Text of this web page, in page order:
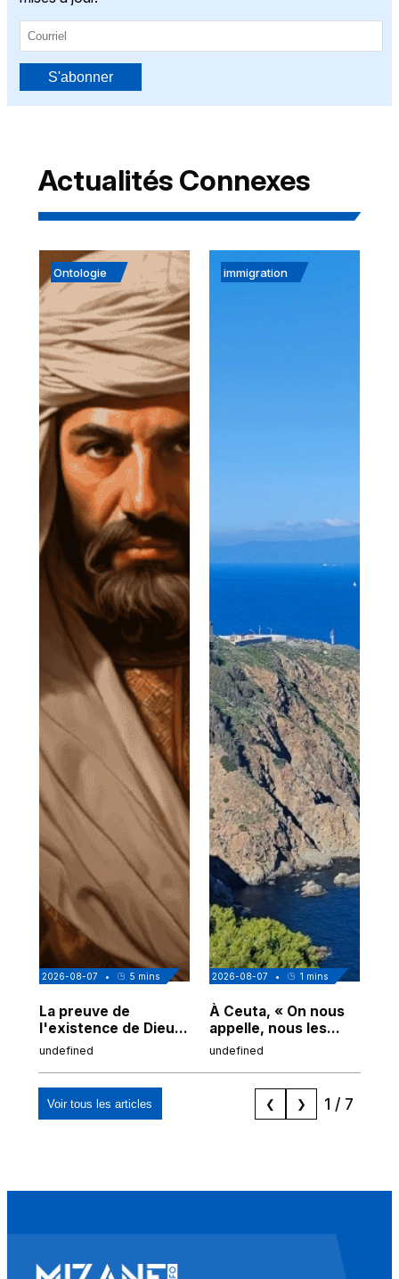
S'abonner
Actualités Connexes
Ontologie
2026-08-07 • 5 mins
La preuve de
l'existence de Dieu
chez Ibn Sina
undefined
immigration
2026-08-07 • 1 mins
À Ceuta, « On nous
appelle, nous les
Espagnols d'origine
"musulmans"»
undefined
Voir tous les articles ❮ ❯ 1 / 7